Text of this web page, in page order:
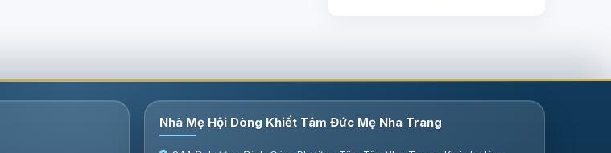
Nhà Mẹ Hội Dòng Khiết Tâm Đức Mẹ Nha Trang